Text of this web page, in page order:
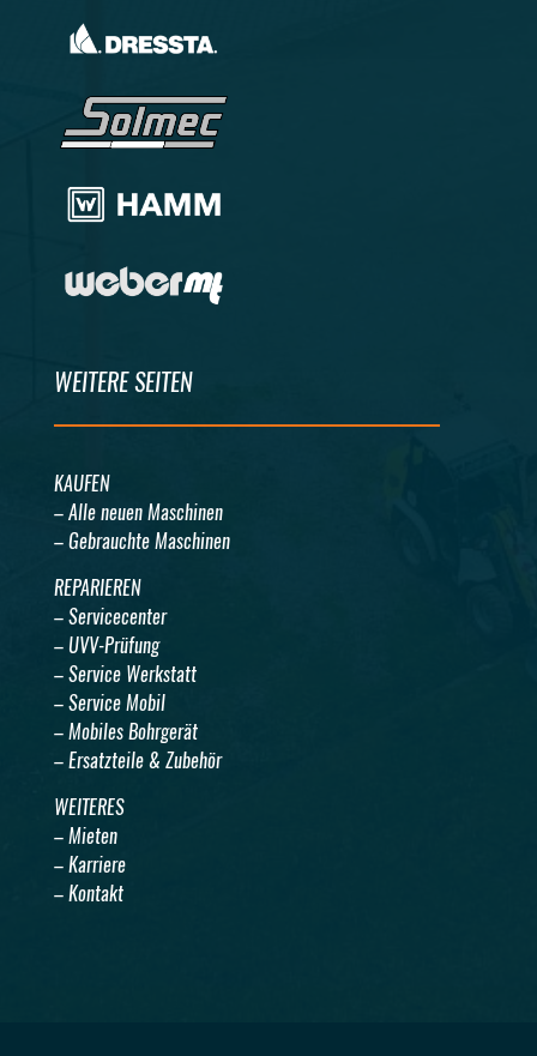
WEITERE SEITEN
KAUFEN
– Alle neuen Maschinen
– Gebrauchte Maschinen
REPARIEREN
– Servicecenter
– UVV-Prüfung
– Service Werkstatt
– Service Mobil
– Mobiles Bohrgerät
– Ersatzteile & Zubehör
WEITERES
– Mieten
– Karriere
– Kontakt